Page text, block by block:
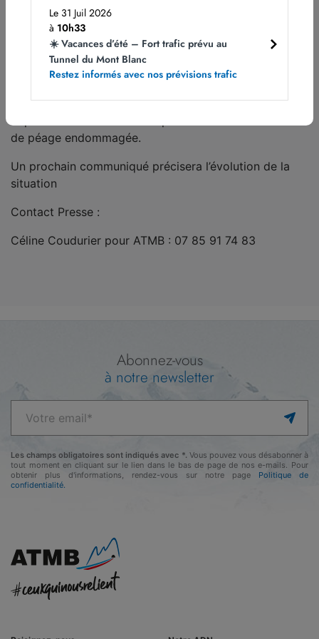
En direction de Genève/Paris
Sortie obligatoire n° 15 Vallée verte.
place. Un expert en contrôle des infrastructures a été
de péage endommagée.
Un prochain communiqué précisera l’évolution de la
situation
Contact Presse :
Céline Coudurier pour ATMB : 07 85 91 74 83
Le 31 Juil 2026
à 10h33
☀️ Vacances d’été – Fort trafic prévu au
Tunnel du Mont Blanc
Restez informés avec nos prévisions trafic
Abonnez-vous
à notre newsletter
Les champs obligatoires sont indiqués avec *. Vous pouvez vous désabonner à
tout moment en cliquant sur le lien dans le bas de page de nos e-mails. Pour
obtenir plus d'informations, rendez-vous sur notre page Politique de
confidentialité.